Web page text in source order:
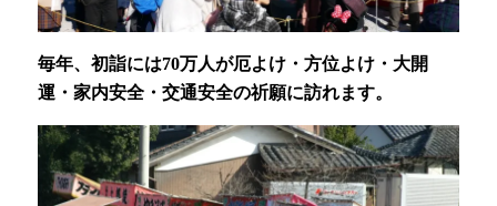
毎年、初詣には70万人が厄よけ・方位よけ・大開
運・家内安全・交通安全の祈願に訪れます。